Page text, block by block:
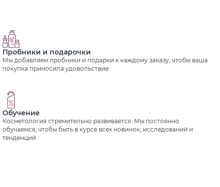
Пробники и подарочки
Мы добавляем пробники и подарки к каждому заказу, чтобы ваша
покупка приносила удовольствие
Обучение
Косметология стремительно развивается. Мы постоянно
обучаемся, чтобы быть в курсе всех новинок, исследований и
тенденций